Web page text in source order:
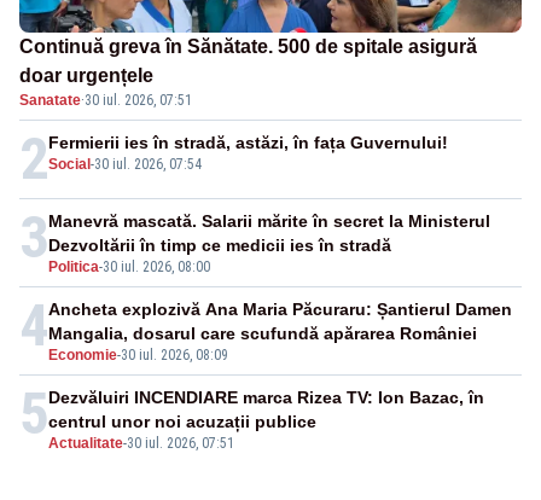
Continuă greva în Sănătate. 500 de spitale asigură
doar urgențele
Sanatate·30 iul. 2026, 07:51
2Social -30 iul. 2026, 07:54
Fermierii ies în stradă, astăzi, în fața Guvernului!
3 Politica-30 iul. 2026, 08:00
Manevră mascată. Salarii mărite în secret la Ministerul
Dezvoltării în timp ce medicii ies în stradă
4 Economie-30 iul. 2026, 08:09
Ancheta explozivă Ana Maria Păcuraru: Șantierul Damen
Mangalia, dosarul care scufundă apărarea României
5Actualitate-30 iul. 2026, 07:51
Dezvăluiri INCENDIARE marca Rizea TV: Ion Bazac, în
centrul unor noi acuzații publice